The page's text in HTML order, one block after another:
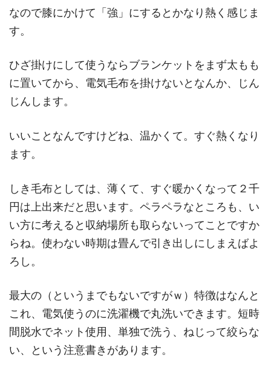
なので膝にかけて「強」にするとかなり熱く感じま
す。
ひざ掛けにして使うならブランケットをまず太もも
に置いてから、電気毛布を掛けないとなんか、じん
じんします。
いいことなんですけどね、温かくて。すぐ熱くなり
ます。
しき毛布としては、薄くて、すぐ暖かくなって２千
円は上出来だと思います。ペラペラなところも、い
い方に考えると収納場所も取らないってことですか
らね。使わない時期は畳んで引き出しにしまえばよ
ろし。
最大の（というまでもないですがｗ）特徴はなんと
これ、電気使うのに洗濯機で丸洗いできます。短時
間脱水でネット使用、単独で洗う、ねじって絞らな
い、という注意書きがあります。